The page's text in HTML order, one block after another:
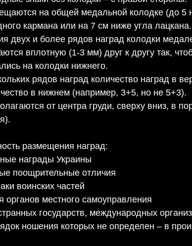
на общей медальной колодке (до 5
кармана или на 7 см ниже угла лацкана.
двух и более рядов наград колодки
вплотную (1-3 мм) друг к другу так,
на колодки нижнего.
рядов наград количество наград в
в нижнем (например, 3+5, но не 5+3).
от центра груди, сверху вниз, в
размещения наград:
награды Украины
поощрительные отличия
воинских частей
органов местного самоуправления
государств, международных
ношения которых не определен – в